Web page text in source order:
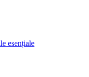
esențiale